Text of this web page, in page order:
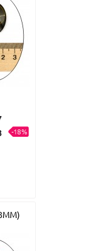
-18%